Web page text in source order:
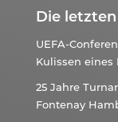
Die
UEFA-
Kulissen eines
25 Jahre
Fontenay